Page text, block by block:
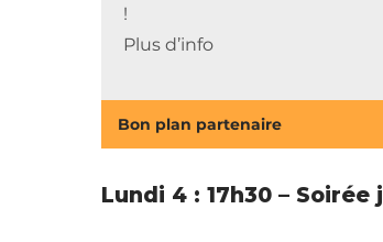
!
Plus d’info
Bon plan partenaire
Lundi 4 : 17h30 –